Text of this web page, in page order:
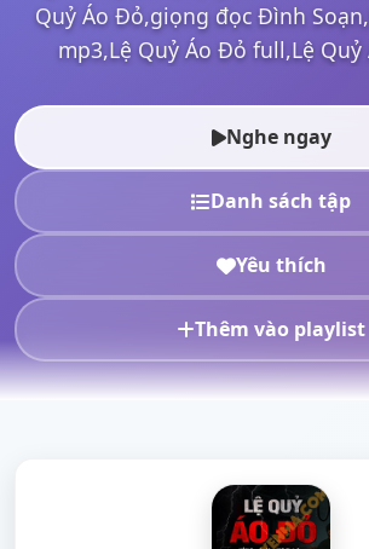
Quỷ Áo Đỏ,giọng đọc Đình
mp3,Lệ Quỷ Áo Đỏ full,Lệ
Nghe ngay
Danh sách tập
Yêu thích
Thêm vào playlist